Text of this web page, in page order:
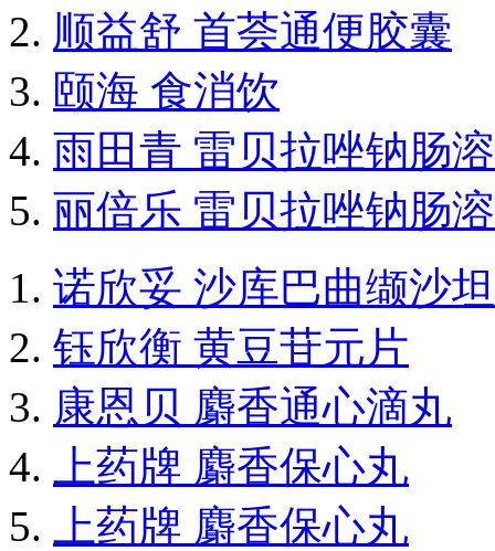
顺益舒 首荟通便胶囊
颐海 食消饮
雨田青 雷贝拉唑钠肠
丽倍乐 雷贝拉唑钠肠
诺欣妥 沙库巴曲缬沙
钰欣衡 黄豆苷元片
康恩贝 麝香通心滴丸
上药牌 麝香保心丸
上药牌 麝香保心丸